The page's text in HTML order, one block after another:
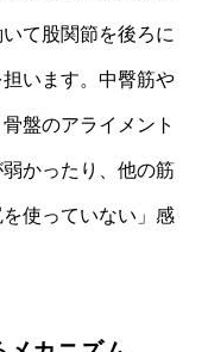
て股関節を後ろに
います。中臀筋や
盤のアライメント
かったり、他の筋
使っていない」感